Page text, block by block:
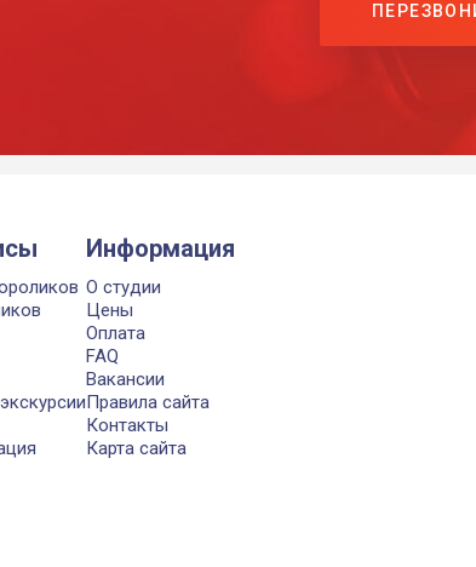
Информация
О студии
Цены
Оплата
FAQ
Вакансии
Правила сайта
Контакты
Карта сайта